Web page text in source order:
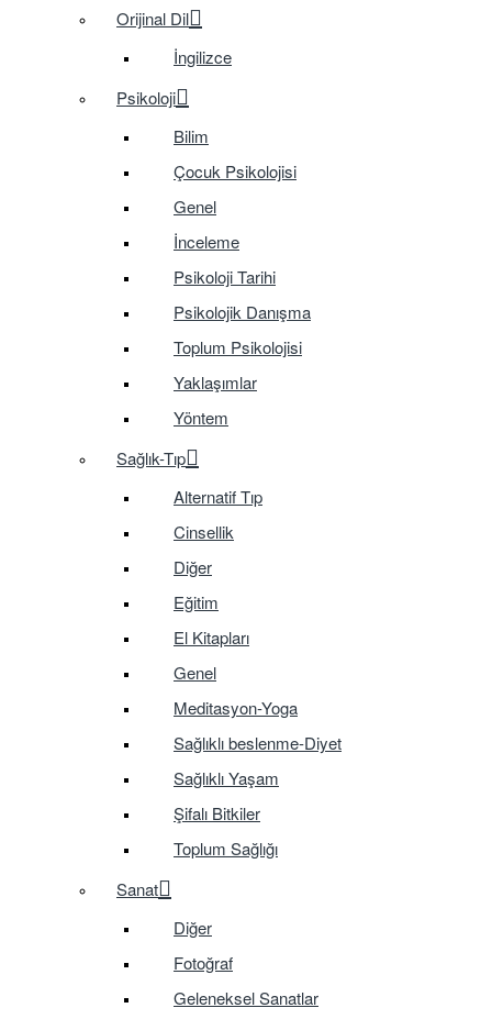
Orijinal Dil
İngilizce
Psikoloji
Bilim
Çocuk Psikolojisi
Genel
İnceleme
Psikoloji Tarihi
Psikolojik Danışma
Toplum Psikolojisi
Yaklaşımlar
Yöntem
Sağlık-Tıp
Alternatif Tıp
Cinsellik
Diğer
Eğitim
El Kitapları
Genel
Meditasyon-Yoga
Sağlıklı beslenme-Diyet
Sağlıklı Yaşam
Şifalı Bitkiler
Toplum Sağlığı
Sanat
Diğer
Fotoğraf
Geleneksel Sanatlar